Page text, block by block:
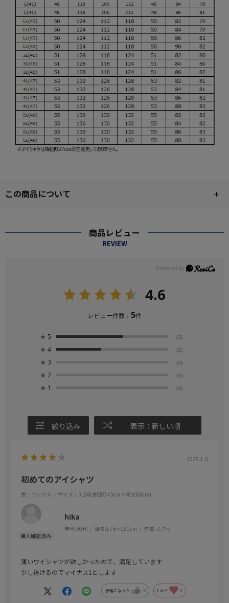
この商品について
商品レビュー
REVIEW
4.6
レビュー件数： 5件
★ 5 (3)
★ 4 (2)
★ 3 (0)
★ 2 (0)
★ 1 (0)
絞り込み 表示：新しい順
2025.1.6
初めてのアイシャツ
色：サックス ／サイズ：3L86(首回り45cm×裄丈86cm)
hika
年代:50代 身長:176～180cm 体型:ふつう
薄いワイシャツが欲しかったので、満足しています
少し透けるのでマイナス1とします
参考になった 0 Like! 0